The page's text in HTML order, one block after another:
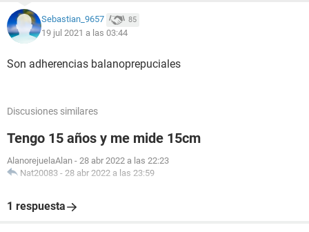
Sebastian_9657 85
19 jul 2021 a las 03:44
Son adherencias balanoprepuciales
Discusiones similares
Tengo 15 años y me mide 15cm
AlanorejuelaAlan - 28 abr 2022 a las 22:23
Nat20083 - 28 abr 2022 a las 23:59
1 respuesta